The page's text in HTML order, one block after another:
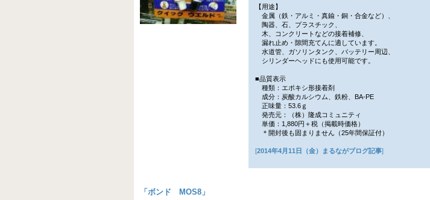
【用途】
金属（鉄・アルミ・真鍮・銅・合金など）、
陶器、石、プラスチック、
木、コンクリートなどの接着補修、
漏れ止め・隙間充てんに適しています。
水道管、ガソリンタンク、バッテリー周辺、
シリンダーヘッドにも使用可能です。
■品質表示
種類：エポキシ形接着剤
成分：炭酸カルシウム、鉄粉、BA-PE
正味量：53.6ｇ
発売元：（株）隆成コミュニティ
単価：1,880円＋税（掲載時価格）
＊開封後も固まりません（25年間保証付）
[2014年4月11日（金）まるながブログ記事]
「 ボンド MOS8 」